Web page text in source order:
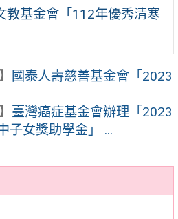
教基金會「112年優秀清寒
國泰人壽慈善基金會「2023
臺灣癌症基金會辦理「2023
子女獎助學金」 ...